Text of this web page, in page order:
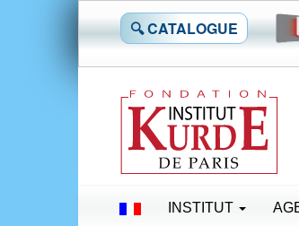
🔍 CATALOGUE
INSTITUT